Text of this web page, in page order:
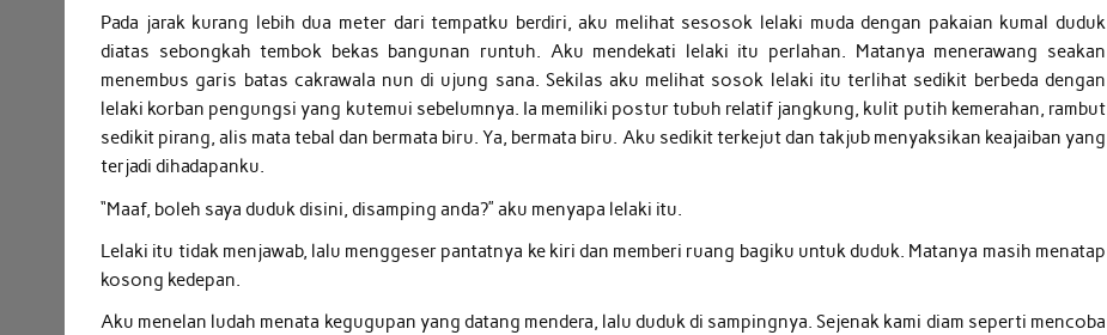
Pada jarak kurang lebih dua meter dari tempatku berdiri, aku melihat sesosok lelaki muda dengan pakaian kumal duduk
diatas sebongkah tembok bekas bangunan runtuh. Aku mendekati lelaki itu perlahan. Matanya menerawang seakan
menembus garis batas cakrawala nun di ujung sana. Sekilas aku melihat sosok lelaki itu terlihat sedikit berbeda dengan
lelaki korban pengungsi yang kutemui sebelumnya. Ia memiliki postur tubuh relatif jangkung, kulit putih kemerahan, rambut
sedikit pirang, alis mata tebal dan bermata biru. Ya, bermata biru. Aku sedikit terkejut dan takjub menyaksikan keajaiban yang
terjadi dihadapanku.
“Maaf, boleh saya duduk disini, disamping anda?” aku menyapa lelaki itu.
Lelaki itu tidak menjawab, lalu menggeser pantatnya ke kiri dan memberi ruang bagiku untuk duduk. Matanya masih menatap
kosong kedepan.
Aku menelan ludah menata kegugupan yang datang mendera, lalu duduk di sampingnya. Sejenak kami diam seperti mencoba